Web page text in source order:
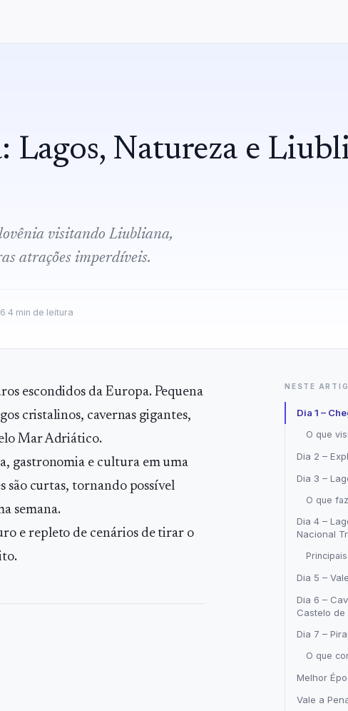
Lagos, Natureza e
visitando Liubliana,
atrações imperdíveis.
4 min de leitura
escondidos da Europa. Pequena
cristalinos, cavernas gigantes,
Mar Adriático.
gastronomia e cultura em uma
são curtas, tornando possível
semana.
e repleto de cenários de tirar o
NESTE
Dia 1 –
O que
Dia 2 –
Dia 3 –
O que
Dia 4 –
Nacional
Dia 5 –
Dia 6 –
Castelo de
Dia 7 –
O que
Melhor
Vale a